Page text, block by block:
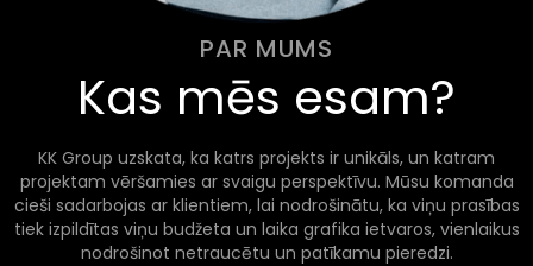
PAR MUMS
Kas mēs esam?
KK Group uzskata, ka katrs projekts ir unikāls, un katram
projektam vēršamies ar svaigu perspektīvu. Mūsu komanda
cieši sadarbojas ar klientiem, lai nodrošinātu, ka viņu prasības
tiek izpildītas viņu budžeta un laika grafika ietvaros, vienlaikus
nodrošinot netraucētu un patīkamu pieredzi.